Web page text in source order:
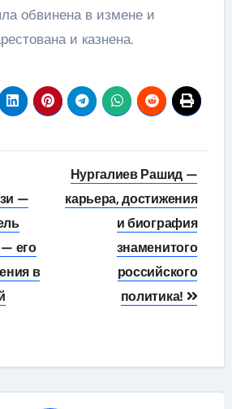
обвинена в измене и
и казнена.
—
его
в
Нургалиев Рашид —
карьера, достижения
и биография
знаменитого
российского
политика!